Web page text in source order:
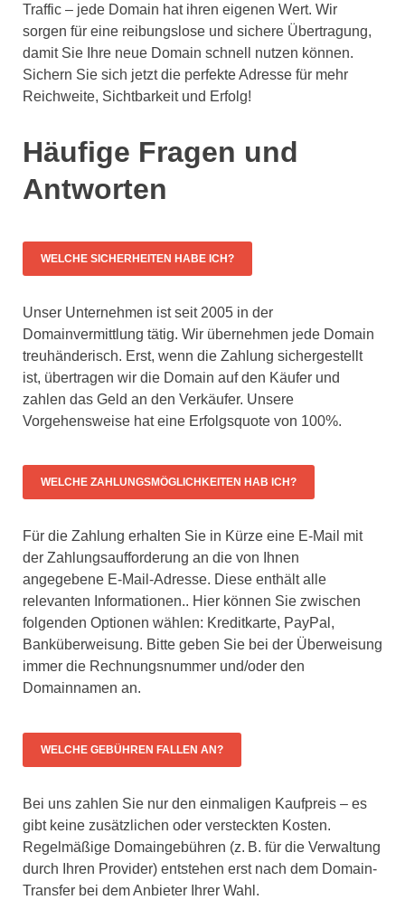
Traffic – jede Domain hat ihren eigenen Wert. Wir
sorgen für eine reibungslose und sichere Übertragung,
damit Sie Ihre neue Domain schnell nutzen können.
Sichern Sie sich jetzt die perfekte Adresse für mehr
Reichweite, Sichtbarkeit und Erfolg!
Häufige Fragen und
Antworten
WELCHE SICHERHEITEN HABE ICH?
Unser Unternehmen ist seit 2005 in der
Domainvermittlung tätig. Wir übernehmen jede Domain
treuhänderisch. Erst, wenn die Zahlung sichergestellt
ist, übertragen wir die Domain auf den Käufer und
zahlen das Geld an den Verkäufer. Unsere
Vorgehensweise hat eine Erfolgsquote von 100%.
WELCHE ZAHLUNGSMÖGLICHKEITEN HAB ICH?
Für die Zahlung erhalten Sie in Kürze eine E-Mail mit
der Zahlungsaufforderung an die von Ihnen
angegebene E-Mail-Adresse. Diese enthält alle
relevanten Informationen.. Hier können Sie zwischen
folgenden Optionen wählen: Kreditkarte, PayPal,
Banküberweisung. Bitte geben Sie bei der Überweisung
immer die Rechnungsnummer und/oder den
Domainnamen an.
WELCHE GEBÜHREN FALLEN AN?
Bei uns zahlen Sie nur den einmaligen Kaufpreis – es
gibt keine zusätzlichen oder versteckten Kosten.
Regelmäßige Domaingebühren (z. B. für die Verwaltung
durch Ihren Provider) entstehen erst nach dem Domain-
Transfer bei dem Anbieter Ihrer Wahl.